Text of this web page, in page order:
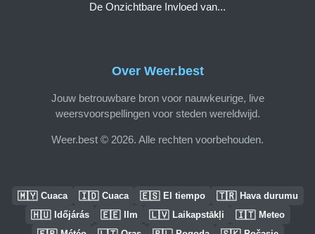
Over Weer.best
Jouw betrouwbare bron voor nauwkeurige, live
weersvoorspellingen voor steden wereldwijd.
Weer.best © 2026. Alle rechten voorbehouden.
De Onzichtbare Invloed van...
🇲🇾 Cuaca 🇮🇩 Cuaca 🇪🇸 El tiempo 🇹🇷 Hava durumu
🇭🇺 Időjárás 🇪🇪 Ilm 🇱🇻 Laikapstākļi 🇮🇹 Meteo